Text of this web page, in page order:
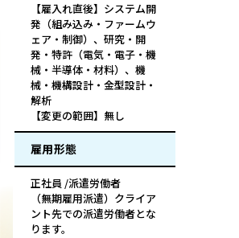
【雇入れ直後】システム開
発（組み込み・ファームウ
ェア・制御）、研究・開
発・特許（電気・電子・機
械・半導体・材料）、機
械・機構設計・金型設計・
解析
【変更の範囲】無し
雇用形態
正社員 /派遣労働者
（無期雇用派遣）クライア
ント先での派遣労働者とな
ります。